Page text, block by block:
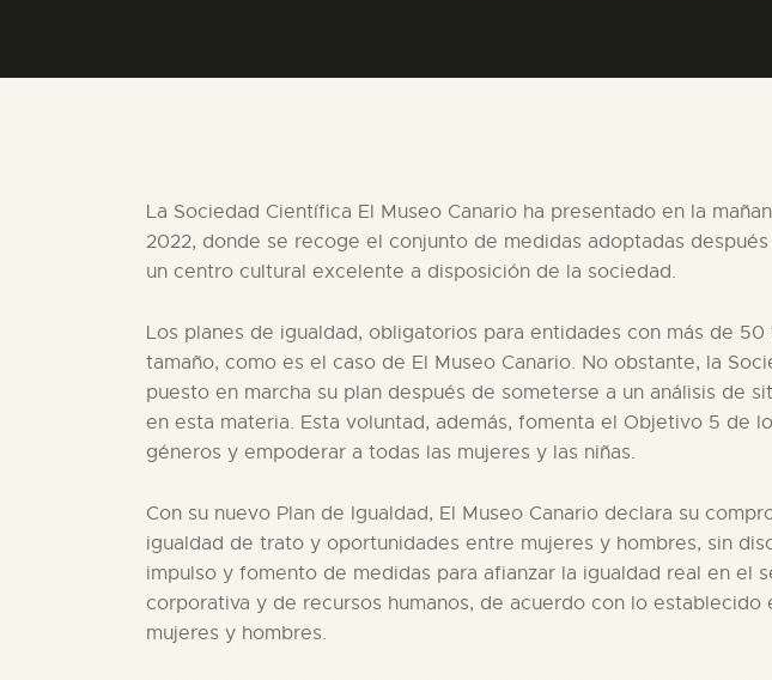
COLECCIONES
DIDÁCTICA
ESPAÑOL
La Sociedad Científica El Museo Canario ha presentado en la
2022, donde se recoge el conjunto de medidas adoptadas
un centro cultural excelente a disposición de la sociedad.
Los planes de igualdad, obligatorios para entidades con más de
tamaño, como es el caso de El Museo Canario. No obstante, la
puesto en marcha su plan después de someterse a un análisis de
en esta materia. Esta voluntad, además, fomenta el Objetivo 5 de
géneros y empoderar a todas las mujeres y las niñas.
Con su nuevo Plan de Igualdad, El Museo Canario declara su
igualdad de trato y oportunidades entre mujeres y hombres, sin
impulso y fomento de medidas para afianzar la igualdad real en
corporativa y de recursos humanos, de acuerdo con lo
mujeres y hombres.